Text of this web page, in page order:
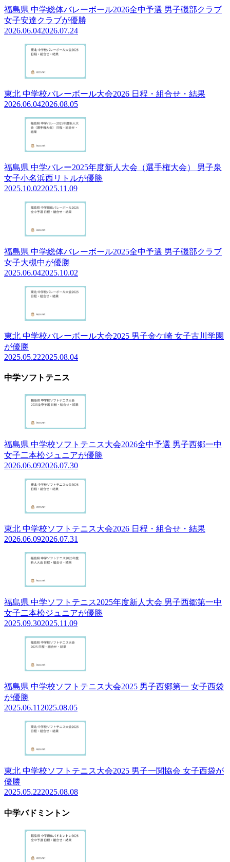
福島県 中学総体バレーボール2026全中予選 男子磯部クラブ
女子安達クラブが優勝
2026.06.042026.07.24
東北 中学校バレーボール大会2026 日程・組合せ・結果
2026.06.042026.08.05
福島県 中学バレー2025年度新人大会（選手権大会） 男子泉
女子小名浜西リトルが優勝
2025.10.022025.11.09
福島県 中学総体バレーボール2025全中予選 男子磯部クラブ
女子大槻中が優勝
2025.06.042025.10.02
東北 中学校バレーボール大会2025 男子金ケ崎 女子古川学園
が優勝
2025.05.222025.08.04
中学ソフトテニス
福島県 中学校ソフトテニス大会2026全中予選 男子西郷一中
女子二本松ジュニアが優勝
2026.06.092026.07.30
東北 中学校ソフトテニス大会2026 日程・組合せ・結果
2026.06.092026.07.31
福島県 中学ソフトテニス2025年度新人大会 男子西郷第一中
女子二本松ジュニアが優勝
2025.09.302025.11.09
福島県 中学校ソフトテニス大会2025 男子西郷第一 女子西袋
が優勝
2025.06.11 2025.08.05
東北 中学校ソフトテニス大会2025 男子一関協会 女子西袋が
優勝
2025.05.222025.08.08
中学バドミントン